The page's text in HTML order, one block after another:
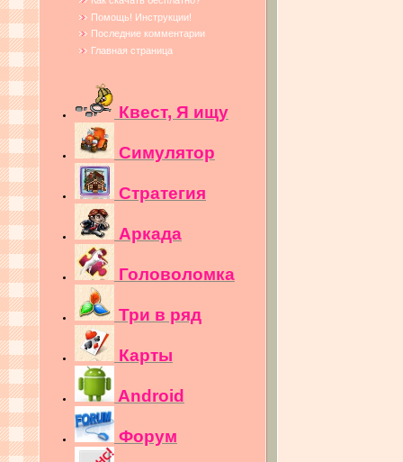
Помощь! Инструкции!
Последние комментарии
Главная страница
Квест, Я ищу
Симулятор
Стратегия
Аркада
Головоломка
Три в ряд
Карты
Android
Форум